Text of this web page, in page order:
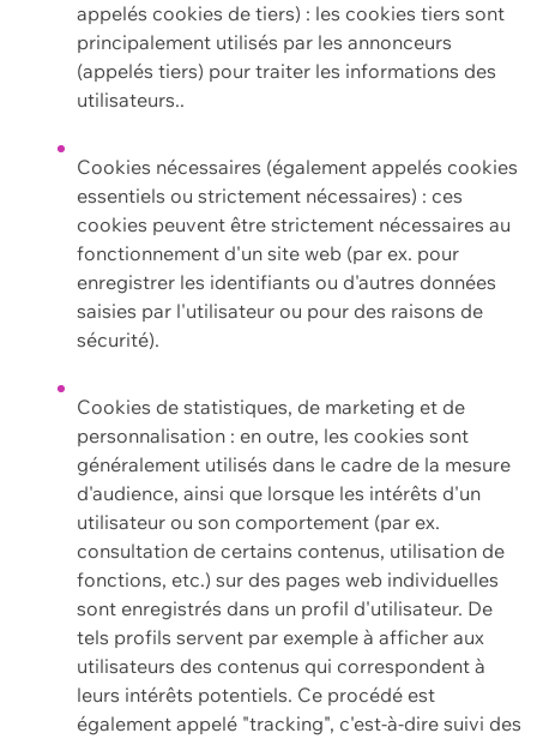
appelés cookies de tiers) : les cookies tiers sont
principalement utilisés par les annonceurs
(appelés tiers) pour traiter les informations des
utilisateurs..
Cookies nécessaires (également appelés cookies
essentiels ou strictement nécessaires) : ces
cookies peuvent être strictement nécessaires au
fonctionnement d'un site web (par ex. pour
enregistrer les identifiants ou d'autres données
saisies par l'utilisateur ou pour des raisons de
sécurité).
Cookies de statistiques, de marketing et de
personnalisation : en outre, les cookies sont
généralement utilisés dans le cadre de la mesure
d'audience, ainsi que lorsque les intérêts d'un
utilisateur ou son comportement (par ex.
consultation de certains contenus, utilisation de
fonctions, etc.) sur des pages web individuelles
sont enregistrés dans un profil d'utilisateur. De
tels profils servent par exemple à afficher aux
utilisateurs des contenus qui correspondent à
leurs intérêts potentiels. Ce procédé est
également appelé "tracking", c'est-à-dire suivi des